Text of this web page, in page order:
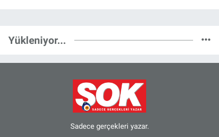
Yükleniyor...
Sadece gerçekleri yazar.